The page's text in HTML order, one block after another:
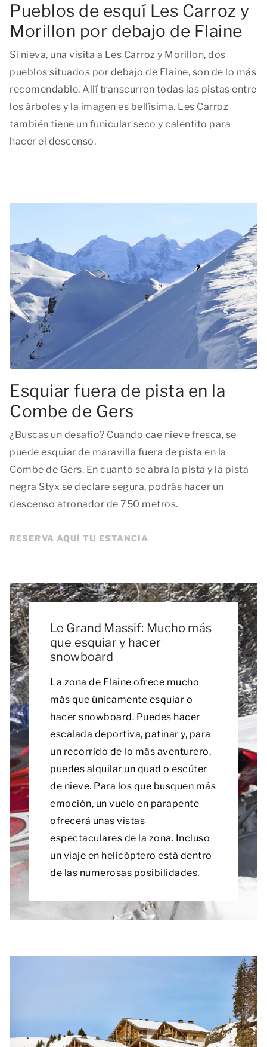
Pueblos de esquí Les Carroz y
Morillon por debajo de Flaine
Si nieva, una visita a Les Carroz y Morillon, dos
pueblos situados por debajo de Flaine, son de lo más
recomendable. Allí transcurren todas las pistas entre
los árboles y la imagen es bellísima. Les Carroz
también tiene un funicular seco y calentito para
hacer el descenso.
Esquiar fuera de pista en la
Combe de Gers
¿Buscas un desafío? Cuando cae nieve fresca, se
puede esquiar de maravilla fuera de pista en la
Combe de Gers. En cuanto se abra la pista y la pista
negra Styx se declare segura, podrás hacer un
descenso atronador de 750 metros.
RESERVA AQUÍ TU ESTANCIA
Le Grand Massif: Mucho más
que esquiar y hacer
snowboard
La zona de Flaine ofrece mucho
más que únicamente esquiar o
hacer snowboard. Puedes hacer
escalada deportiva, patinar y, para
un recorrido de lo más aventurero,
puedes alquilar un quad o escúter
de nieve. Para los que busquen más
emoción, un vuelo en parapente
ofrecerá unas vistas
espectaculares de la zona. Incluso
un viaje en helicóptero está dentro
de las numerosas posibilidades.